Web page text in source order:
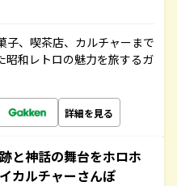
子、喫茶店、カルチャーまで
昭和レトロの魅力を旅するガ
詳細を見る
と神話の舞台をホロホ
カルチャーさんぽ